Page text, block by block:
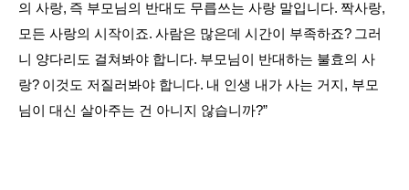
의 사랑, 즉 부모님의 반대도 무릅쓰는 사랑 말입니다. 짝사랑,
모든 사랑의 시작이죠.사람은 많은데 시간이 부족하죠? 그러
니 양다리도 걸쳐봐야 합니다. 부모님이 반대하는 불효의 사
랑? 이것도 저질러봐야 합니다. 내 인생 내가 사는 거지 , 부모
님이 대신 살아주는 건 아니지 않습니까?”